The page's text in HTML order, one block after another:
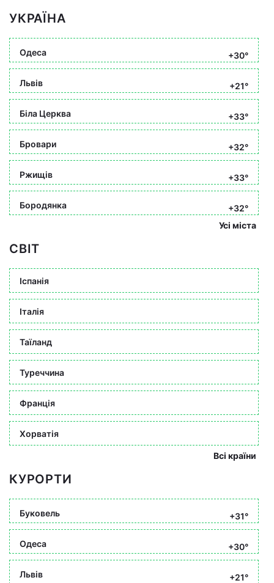
УКРАЇНА
Одеса +30°
Львів +21°
Біла Церква +33°
Бровари +32°
Ржищів +33°
Бородянка
+32°
Усі міста
СВІТ
Іспанія
Італія
Таїланд
Туреччина
Франція
Хорватія
Всі країни
КУРОРТИ
Буковель +31°
Одеса +30°
Львів +21°